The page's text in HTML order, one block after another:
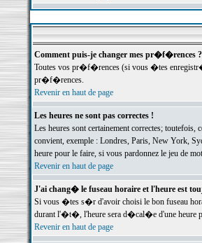
Comment puis-je changer mes pr�f�rences ?
Toutes vos pr�f�rences (si vous �tes
pr�f�rences.
Revenir en haut de page
Les heures ne sont pas correctes !
Les heures sont certainement correctes;
convient, exemple : Londres, Paris, New York,
heure pour le faire, si vous pardonnez le jeu de
Revenir en haut de page
J'ai chang� le fuseau horaire et l'heure est
Si vous �tes s�r d'avoir choisi le bon fuseau
durant l'�t�, l'heure sera d�cal�e d'une heure
Revenir en haut de page